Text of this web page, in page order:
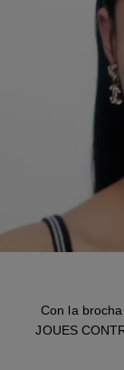
Con la
JOUES